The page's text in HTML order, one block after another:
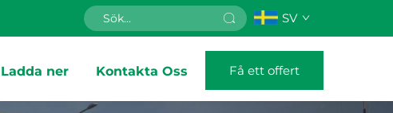
SV
Ladda ner Kontakta Oss Få ett offert